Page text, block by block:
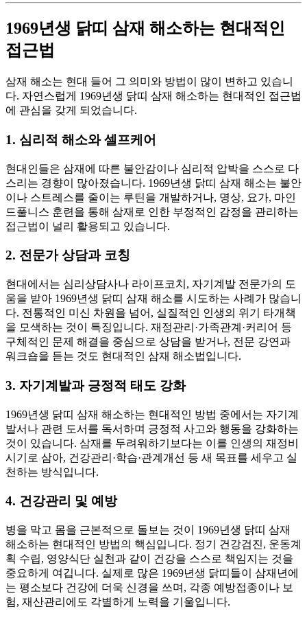
1969년생 닭띠 삼재 해소하는 현대적인
접근법
삼재 해소는 현대 들어 그 의미와 방법이 많이 변하고 있습니
다. 자연스럽게 1969년생 닭띠 삼재 해소하는 현대적인 접근법
에 관심을 갖게 되었습니다.
1. 심리적 해소와 셀프케어
현대인들은 삼재에 따른 불안감이나 심리적 압박을 스스로 다
스리는 경향이 많아졌습니다. 1969년생 닭띠 삼재 해소는 불안
이나 스트레스를 줄이는 루틴을 개발하거나, 명상, 요가, 마인
드풀니스 훈련을 통해 삼재로 인한 부정적인 감정을 관리하는
접근법이 널리 활용되고 있습니다.
2. 전문가 상담과 코칭
현대에서는 심리상담사나 라이프코치, 자기계발 전문가의 도
움을 받아 1969년생 닭띠 삼재 해소를 시도하는 사례가 많습니
다. 전통적인 미신 차원을 넘어, 실질적인 인생의 위기 타개책
을 모색하는 것이 특징입니다. 재정관리·가족관계·커리어 등
구체적인 문제 해결을 중심으로 상담을 받거나, 전문 강연과
워크숍을 듣는 것도 현대적인 삼재 해소법입니다.
3. 자기계발과 긍정적 태도 강화
1969년생 닭띠 삼재 해소하는 현대적인 방법 중에서는 자기계
발서나 관련 도서를 독서하며 긍정적 사고와 행동을 강화하는
것이 있습니다. 삼재를 두려워하기보다는 이를 인생의 재정비
시기로 삼아, 건강관리·학습·관계개선 등 새 목표를 세우고 실
천하는 방식입니다.
4. 건강관리 및 예방
병을 막고 몸을 근본적으로 돌보는 것이 1969년생 닭띠 삼재
해소하는 현대적인 방법의 핵심입니다. 정기 건강검진, 운동계
획 수립, 영양식단 실천과 같이 건강을 스스로 책임지는 것을
중요하게 여깁니다. 실제로 많은 1969년생 닭띠들이 삼재년에
는 평소보다 건강에 더욱 신경을 쓰며, 각종 예방접종이나 보
험, 재산관리에도 각별하게 노력을 기울입니다.